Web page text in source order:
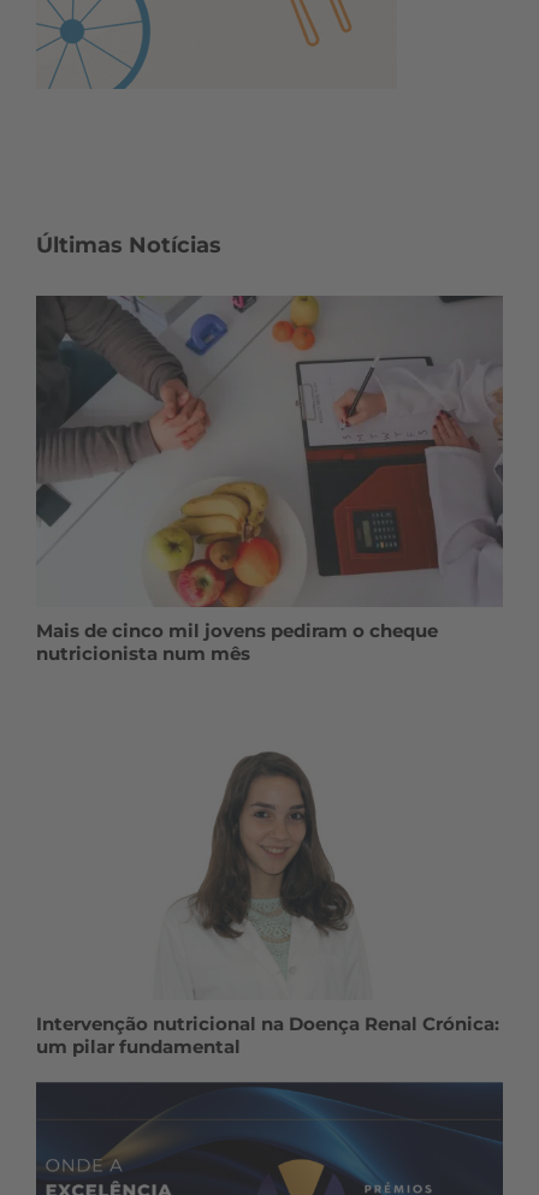
Últimas Notícias
Mais de cinco mil jovens pediram o cheque
nutricionista num mês
Intervenção nutricional na Doença Renal Crónica:
um pilar fundamental